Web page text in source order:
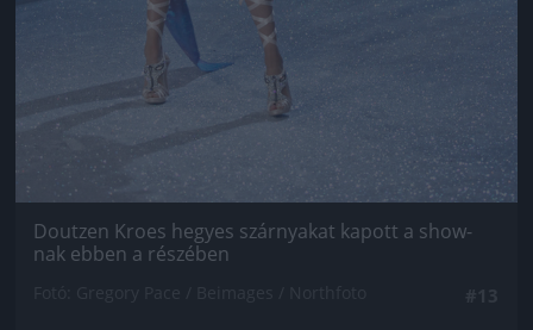
Doutzen Kroes hegyes szárnyakat kapott a show-
nak ebben a részében